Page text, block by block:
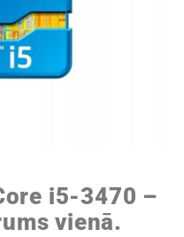
i5-3470 –
vienā.